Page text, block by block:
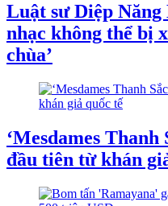
Luật sư Diệp
nhạc không thể bị
chùa’
‘Mesdames Thanh
đầu tiên từ khán